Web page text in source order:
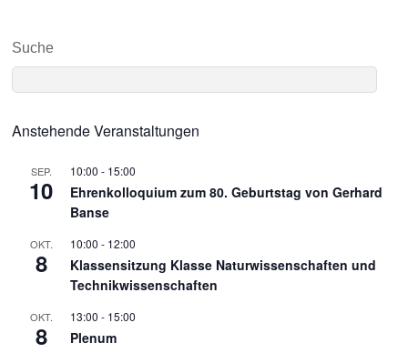
Suche
Anstehende Veranstaltungen
SEP.
10
10:00 - 15:00
Ehrenkolloquium zum 80. Geburtstag von Gerhard
Banse
OKT.
8
10:00 - 12:00
Klassensitzung Klasse Naturwissenschaften und
Technikwissenschaften
OKT.
8
13:00 - 15:00
Plenum